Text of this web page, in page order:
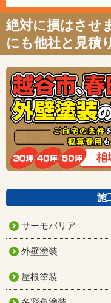
絶対に損はさせ
にも他社と見積
施
サーモバリア
外壁塗装
屋根塗装